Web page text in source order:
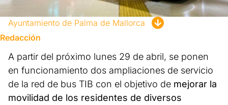
Ayuntamiento de Palma de Mallorca
Redacción
A partir del próximo lunes 29 de abril, se ponen
en funcionamiento dos ampliaciones de servicio
de la red de bus TIB con el objetivo de mejorar la
movilidad de los residentes de diversos